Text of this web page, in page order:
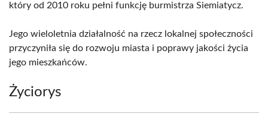
który od 2010 roku pełni funkcję burmistrza Siemiatycz.
Jego wieloletnia działalność na rzecz lokalnej społeczności
przyczyniła się do rozwoju miasta i poprawy jakości życia
jego mieszkańców.
Życiorys